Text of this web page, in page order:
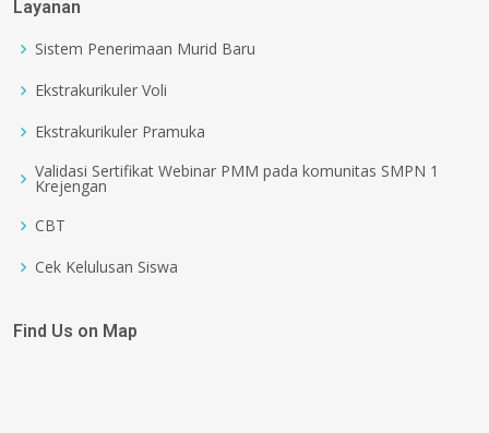
Layanan
Sistem Penerimaan Murid Baru
Ekstrakurikuler Voli
Ekstrakurikuler Pramuka
Validasi Sertifikat Webinar PMM pada komunitas SMPN 1
Krejengan
CBT
Cek Kelulusan Siswa
Find Us on Map